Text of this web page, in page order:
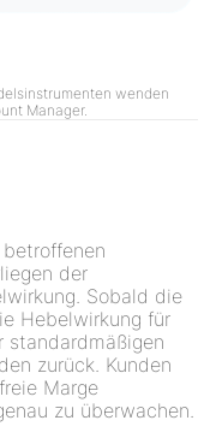
wenden
Manager.
der
Sobald die
Hebelwirkung für
standardmäßigen
zurück. Kunden
Marge
zu überwachen.